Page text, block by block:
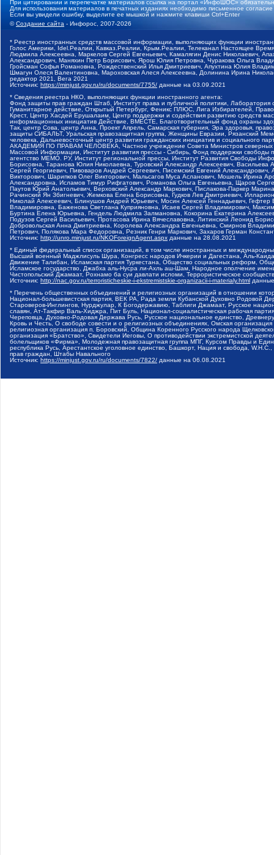
При цитировании и перепечатке материалов ссылка на портал «ИнфоШОС»
Для использования материалов в печатных изданиях необходимо письменное
Если вы увидели ошибку, выделите ее мышкой и нажмите клавиши Ctrl+Enter
©Создание сайта - Инфорос, 2007-2026
* Реестр иностранных средств массовой информации, выполняющих функции
Голос Америки, Idel.Реалии, Кавказ.Реалии, Крым.Реалии, Телеканал Настоящее
Людмила Алексеевна, Маркелов Сергей Евгеньевич, Камалягин Денис Николаевич,
Александрович, Маняхин Петр Борисович, Ярош Юлия Петровна, Чуракова Ольга
Гройсман Софья Романовна, Рождественский Илья Дмитриевич, Апухтина Юлия
Шмагун Олеся Валентиновна, Мароховская Алеся Алексеевна, Долинина Ирина
редактор 2021, Вега 2021
Источник: https://minjust.gov.ru/ru/documents/7755/ данные на 03.09.2021
* Сведения реестра НКО, выполняющих функции иностранного агента:
Фонд защиты прав граждан Штаб, Институт права и публичной политики,
Гуманитарное действие, Открытый Петербург, Феникс ПЛЮС, Лига Избирателей,
Крест, Центр Хасдей Ерушалаим, Центр поддержки и содействия развитию средств
информационных инициатив Действие, ВМЕСТЕ, Благотворительный фонд охраны
Так, центр Сова, центр Анна, Проект Апрель, Самарская губерния, Эра здоровья,
защиты СИБАЛЬТ, Уральская правозащитная группа, Женщины Евразии, Рязанский
человека, Дальневосточный центр развития гражданских инициатив и социального
АКАДЕМИЯ ПО ПРАВАМ ЧЕЛОВЕКА, Частное учреждение Совета Министров северных
Массовой Информации, Институт развития прессы - Сибирь, Фонд поддержки
агентство МЕМО. РУ, Институт региональной прессы, Институт Развития Свободы
Борисовна, Таранова Юлия Николаевна, Туровский Александр Алексеевич,
Сергей Георгиевич, Пивоваров Андрей Сергеевич, Писемский Евгений
Викторович, Шарипков Олег Викторович, Мальсагов Муса Асланович, Мошель Ирина
Александровна, Исламов Тимур Рифгатович, Романова Ольга Евгеньевна, Щаров
Паутов Юрий Анатольевич, Верховский Александр Маркович, Пислакова-Паркер
Рачинский Ян Збигневич, Жемкова Елена Борисовна, Гудков Лев Дмитриевич,
Николай Алексеевич, Блинушов Андрей Юрьевич, Мосин Алексей Геннадьевич,
Владимировна, Баженова Светлана Куприяновна, Исаев Сергей Владимирович,
Буртина Елена Юрьевна, Гендель Людмила Залмановна, Кокорина Екатерина
Подузов Сергей Васильевич, Протасова Ирина Вячеславовна, Литинский Леонид
Добровольская Анна Дмитриевна, Королева Александра Евгеньевна, Смирнов
Петрович, Полякова Мара Федоровна, Резник Генри Маркович, Захаров Герман
Источник: http://unro.minjust.ru/NKOForeignAgent.aspx данные на 28.08.2021
* Единый федеральный список организаций, в том числе иностранных и
Высший военный Маджлисуль Шура, Конгресс народов Ичкерии и Дагестана, Аль-
Движение Талибан, Исламская партия Туркестана, Общество социальных реформ,
Исламское государство, Джабха аль-Нусра ли-Ахль аш-Шам, Народное ополчение
Чистопольский Джамаат, Рохнамо ба суи давлати исломи, Террористическое
Источник: http://nac.gov.ru/terroristicheskie-i-ekstremistskie-organizacii-i-materialy.html
* Перечень общественных объединений и религиозных организаций в отношении
Национал-большевистская партия, ВЕК РА, Рада земли Кубанской Духовно Родовой
Староверов-Инглингов, Нурджулар, К Богодержавию, Таблиги Джамаат, Русское
славян, Ат-Такфир Валь-Хиджра, Пит Буль, Национал-социалистическая рабочая
Череповца, Духовно-Родовая Держава Русь, Русское национальное единство,
Кровь и Честь, О свободе совести и о религиозных объединениях, Омская
религиозная организация п. Боровский, Община Коренного Русского народа
организация «Братство», Свидетели Иеговы, О противодействии экстремистской
болельщиков «Фирма», Молодежная правозащитная группа МПГ, Курсом Правды и
республика Русь, Арестантское уголовное единство, Башкорт, Нация и свобода,
прав граждан, Штабы Навального
Источник: https://minjust.gov.ru/ru/documents/7822/ данные на 06.08.2021